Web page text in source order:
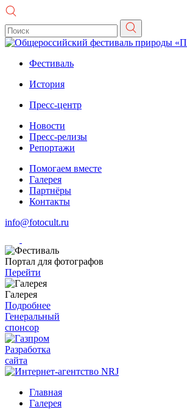
Фестиваль
История
Пресс-центр
Новости
Пресс-релизы
Репортажи
Помогаем вместе
Галерея
Партнёры
Контакты
info@fotocult.ru
Портал для фотографов
Перейти
Галерея
Подробнее
Генеральный
спонсор
Разработка
сайта
Главная
Галерея